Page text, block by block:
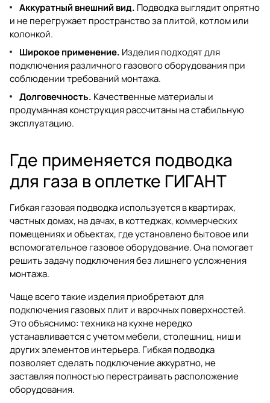
Аккуратный внешний вид. Подводка выглядит опрятно
и не перегружает пространство за плитой, котлом или
колонкой.
Широкое применение. Изделия подходят для
подключения различного газового оборудования при
соблюдении требований монтажа.
Долговечность. Качественные материалы и
продуманная конструкция рассчитаны на стабильную
эксплуатацию.
Где применяется подводка
для газа в оплетке ГИГАНТ
Гибкая газовая подводка используется в квартирах,
частных домах, на дачах, в коттеджах, коммерческих
помещениях и объектах, где установлено бытовое или
вспомогательное газовое оборудование. Она помогает
решить задачу подключения без лишнего усложнения
монтажа.
Чаще всего такие изделия приобретают для
подключения газовых плит и варочных поверхностей.
Это объяснимо: техника на кухне нередко
устанавливается с учетом мебели, столешниц, ниш и
других элементов интерьера. Гибкая подводка
позволяет сделать подключение аккуратно, не
заставляя полностью перестраивать расположение
оборудования.